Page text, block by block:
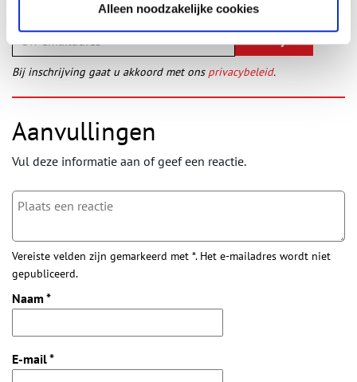
Alleen noodzakelijke cookies
Bij inschrijving gaat u akkoord met ons privacybeleid.
Aanvullingen
Vul deze informatie aan of geef een reactie.
Vereiste velden zijn gemarkeerd met *. Het e-mailadres wordt niet
gepubliceerd.
Naam *
E-mail*